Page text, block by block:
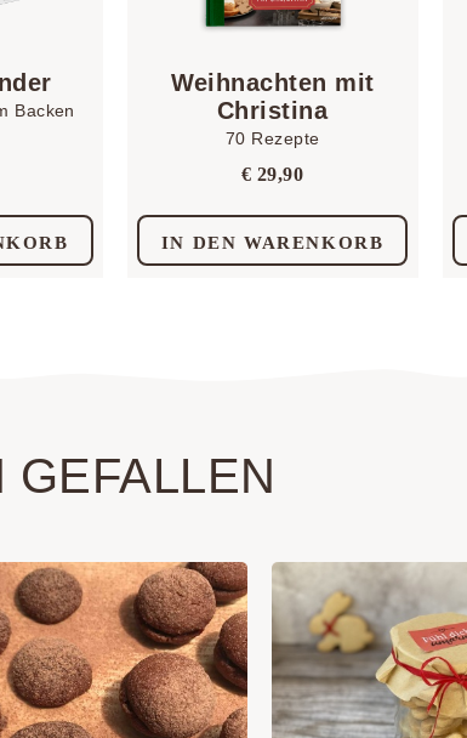
Backen
Weihnachten mit
Christina
70 Rezepte
€ 29,90
IN DEN WARENKORB
GEFALLEN